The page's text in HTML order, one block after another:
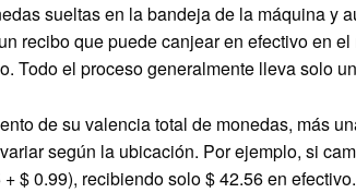
sueltas en la bandeja de la máquina y
recibo que puede canjear en efectivo en
Todo el proceso generalmente lleva solo
de su valencia total de monedas, más
según la ubicación. Por ejemplo, si
$ 0.99), recibiendo solo $ 42.56 en efectivo.